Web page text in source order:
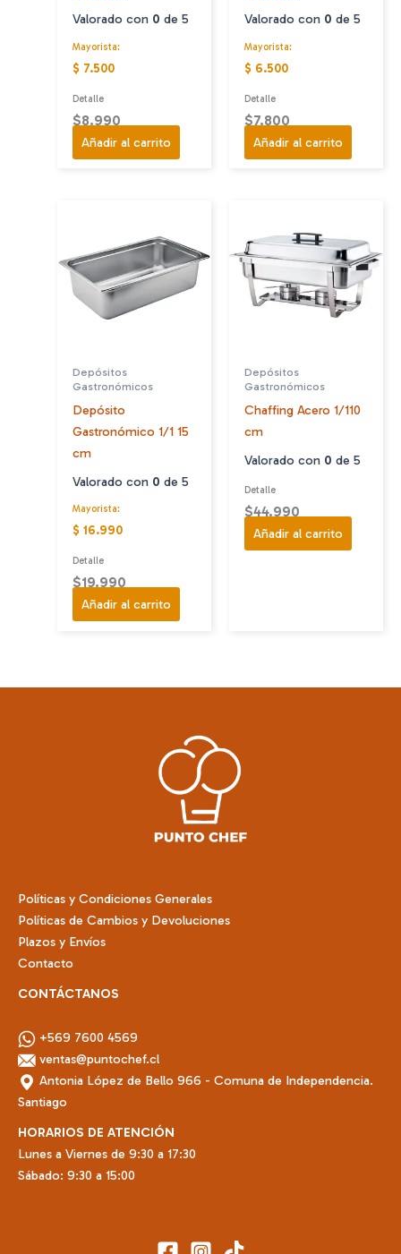
Valorado con 0 de 5
Mayorista:
$ 7.500
Detalle
$8.990
Añadir al carrito
Valorado con 0 de 5
Mayorista:
$ 6.500
Detalle
$7.800
Añadir al carrito
Depósitos
Gastronómicos
Depósito
Gastronómico 1/1 15
cm
Valorado con 0 de 5
Mayorista:
$ 16.990
Detalle
$19.990
Añadir al carrito
Depósitos
Gastronómicos
Chaffing Acero 1/110
cm
Valorado con 0 de 5
Detalle
$44.990
Añadir al carrito
Políticas y Condiciones Generales
Políticas de Cambios y Devoluciones
Plazos y Envíos
Contacto
CONTÁCTANOS
+569 7600 4569
ventas@puntochef.cl
Antonia López de Bello 966 - Comuna de Independencia.
Santiago
HORARIOS DE ATENCIÓN
Lunes a Viernes de 9:30 a 17:30
Sábado: 9:30 a 15:00